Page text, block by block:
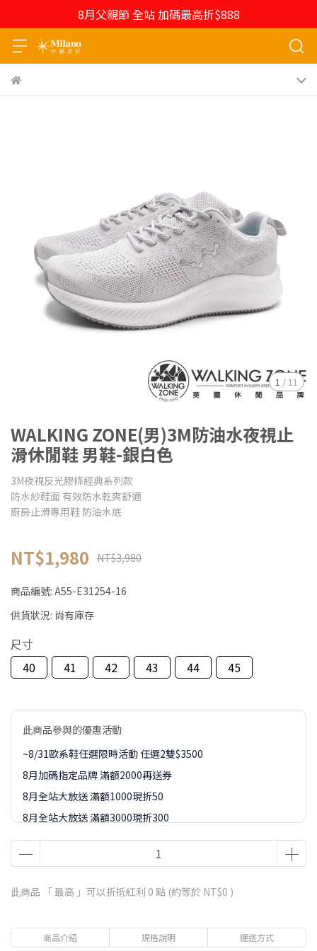
8月父親節 全站 加碼最高折$888
1 / 11
WALKING ZONE(男)3M防油水夜視止
滑休閒鞋 男鞋-銀白色
3M夜視反光膠條經典系列款
防水紗鞋面 有效防水乾爽舒適
廚房止滑專用鞋 防油水底
NT$1,980 NT$3,980
商品編號: A55-E31254-16
供貨狀況: 尚有庫存
尺寸
40
41 42 43 44 45
此商品參與的優惠活動
~8/31歐系鞋任選限時活動 任選2雙$3500
8月加碼指定品牌 滿額2000再送券
8月全站大放送 滿額1000現折50
8月全站大放送 滿額3000現折300
8月全站大放送 滿額5000現折450
8月全站大放送 滿額8000現折888
此商品 「 最高 」可以折抵紅利 0 點 (約等於 NT$0 )
商品介紹 規格說明 運送方式